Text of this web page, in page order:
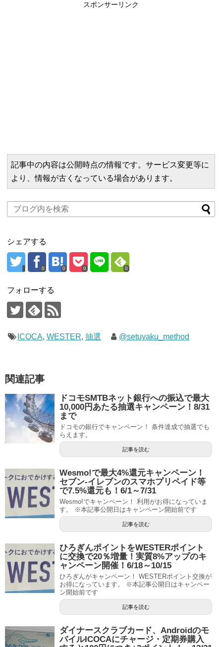
スポンサーリンク
記事中の内容は公開時点の情報です。サービス変更等に
より、情報が古くなっている場合があります。
シェアする
0 0 0 0
フォローする
ICOCA, WESTER, 抽選 @setuyaku_method
関連記事
ドコモSMTBネット銀行への振込で最大
10,000円あたる抽選キャンペーン！8/31
まで
ドコモの銀行でキャンペーン！ 条件達成で抽選でも
らえます。
記事を読む
Wesmo!で最大4%還元キャンペーン！
セブン-イレブンのスマホプリペイド等
で7.5%還元も！6/1～7/31
Wesmo!でキャンペーン！ 利用がお得になっていま
す。 ※本記事公開日はキャンペーン開始前です
記事を読む
ひろぎんポイントをWESTERポイント
に交換で20％増量！実質8%アップのキ
ャンペーン開催！6/18～10/15
ひろぎんがキャンペーン！ WESTERポイント交換が
お得になっています。 ※本記事公開日はキャンペー
ン開始前です
記事を読む
ダイナースクラブカード、Androidのモ
バイルICOCAにチャージ・定期券購入